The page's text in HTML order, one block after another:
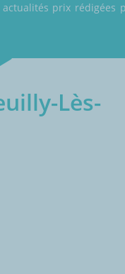
prix rédigées
Lès-